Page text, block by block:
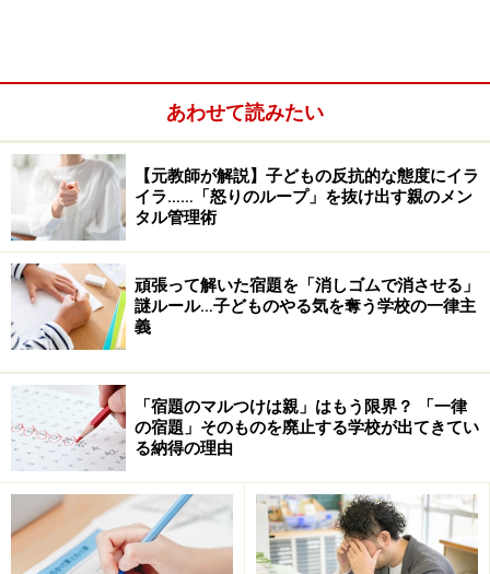
つまり、すぐに思い出せるようになるためには、いった
ん忘れることが必要です。覚えて、忘れて、また覚えて
をくり返すことで、覚えていられる期間が長くなりま
あわせて読みたい
【元教師が解説】子どもの反抗的な態度にイラ
イラ……「怒りのループ」を抜け出す親のメン
タル管理術
頑張って解いた宿題を「消しゴムで消させる」
謎ルール…子どものやる気を奪う学校の一律主
義
「宿題のマルつけは親」はもう限界？ 「一律
の宿題」そのものを廃止する学校が出てきてい
る納得の理由